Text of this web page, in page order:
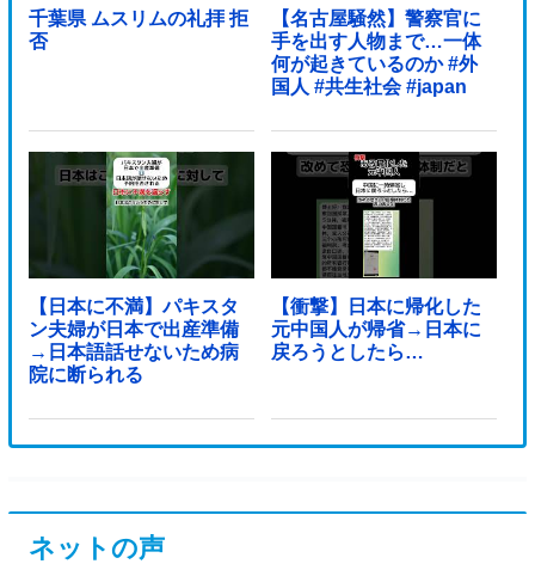
千葉県 ムスリムの礼拝 拒
否
【名古屋騒然】警察官に
手を出す人物まで…一体
何が起きているのか #外
国人 #共生社会 #japan
【日本に不満】パキスタ
ン夫婦が日本で出産準備
→日本語話せないため病
院に断られる
【衝撃】日本に帰化した
元中国人が帰省→日本に
戻ろうとしたら…
ネットの声